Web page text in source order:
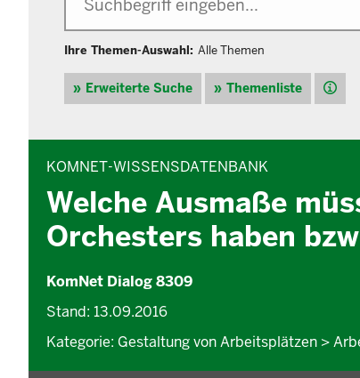
Ihre Themen-Auswahl: Alle Themen
Erweiterte Suche Themenliste Hilfe
KOMNET-WISSENSDATENBANK
Welche Ausmaße
Orchesters haben
KomNet Dialog 8309
Stand: 13.09.2016
Kategorie: Gestaltung von Arbeitsplätzen >